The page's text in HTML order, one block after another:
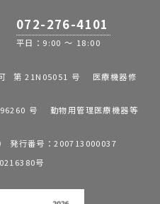
072-276-4101
平日：9:00 ～ 18:00
可 第 21N05051 号 医療機器修
号 動物用管理医療機器等
発行番号：200713000037
号